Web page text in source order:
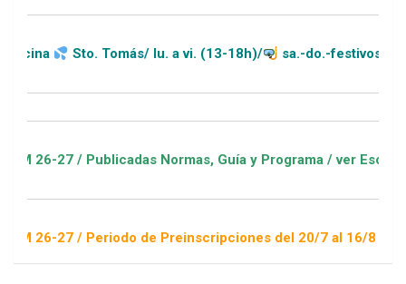
Sto. Tomás/ lu. a vi. (13-18h)/ sa.-do.-festivos (11-20h)
/ Publicadas Normas, Guía y Programa / ver Escuelas
/ Periodo de Preinscripciones del 20/7 al 16/8 / Sorteo 1 de